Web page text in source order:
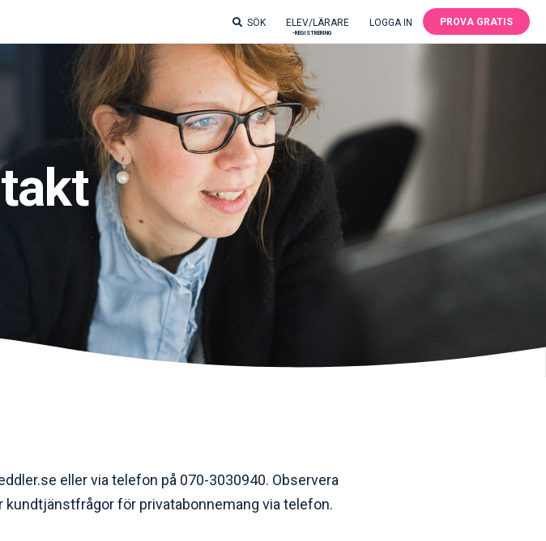
SÖK ELEV/LÄRARE
-REGISTRERING
LOGGA IN PROVA GRATIS
eller via telefon på 070-3030940. Observera
för privatabonnemang via telefon.